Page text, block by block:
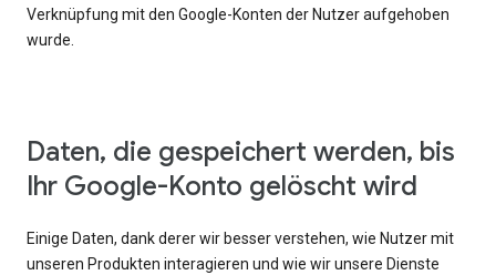
Verknüpfung mit den Google-Konten der Nutzer aufgehoben
wurde.
Daten, die gespeichert werden, bis
Ihr Google-Konto gelöscht wird
Einige Daten, dank derer wir besser verstehen, wie Nutzer mit
unseren Produkten interagieren und wie wir unsere Dienste